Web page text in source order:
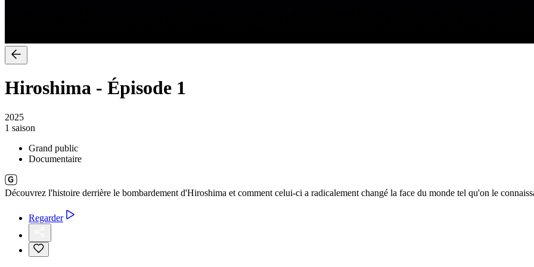
Hiroshima - Épisode 1
2025
1 saison
Grand public
Documentaire
Découvrez l'histoire derrière le bombardement d'Hiroshima et comment celui-ci a radicalement changé la face du monde tel qu'on le
Regarder